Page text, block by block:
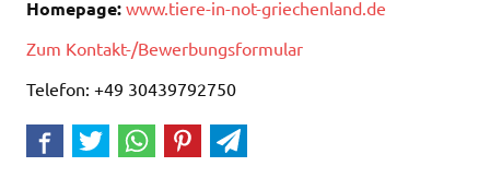
Homepage: www.tiere-in-not-griechenland.de
Zum Kontakt-/Bewerbungsformular
Telefon: +49 30439792750